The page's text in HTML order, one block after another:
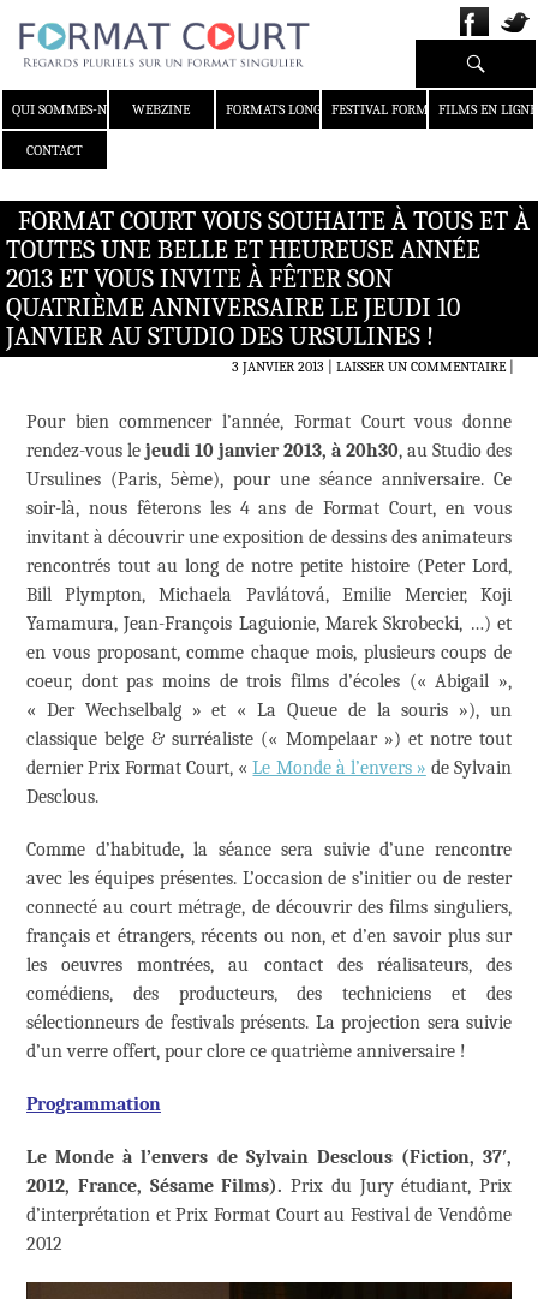
QUI SOMMES-NOUS ?WEBZINE FORMATS LONGS FESTIVAL FORMAT COURT
FILMS EN LIGNE
CONTACT
Recherche
FORMAT COURT VOUS SOUHAITE À TOUS ET À
TOUTES UNE BELLE ET HEUREUSE ANNÉE
2013 ET VOUS INVITE À FÊTER SON
QUATRIÈME ANNIVERSAIRE LE JEUDI 10
JANVIER AU STUDIO DES URSULINES !
3 JANVIER 2013 LAISSER UN COMMENTAIRE|
Pour bien commencer l’année, Format Court vous donne
rendez-vous le jeudi 10 janvier 2013, à 20h30, au Studio des
Ursulines (Paris, 5ème), pour une séance anniversaire. Ce
soir-là, nous fêterons les 4 ans de Format Court, en vous
invitant à découvrir une exposition de dessins des animateurs
rencontrés tout au long de notre petite histoire (Peter Lord,
Bill Plympton, Michaela Pavlátová, Emilie Mercier, Koji
Yamamura, Jean-François Laguionie, Marek Skrobecki, …) et
en vous proposant, comme chaque mois, plusieurs coups de
coeur, dont pas moins de trois films d’écoles (« Abigail »,
« Der Wechselbalg » et « La Queue de la souris »), un
classique belge & surréaliste (« Mompelaar ») et notre tout
dernier Prix Format Court, «Le Monde à l’envers » de Sylvain
Desclous.
Comme d’habitude, la séance sera suivie d’une rencontre
avec les équipes présentes. L’occasion de s’initier ou de rester
connecté au court métrage, de découvrir des films singuliers,
français et étrangers, récents ou non, et d’en savoir plus sur
les oeuvres montrées, au contact des réalisateurs, des
comédiens, des producteurs, des techniciens et des
sélectionneurs de festivals présents. La projection sera suivie
d’un verre offert, pour clore ce quatrième anniversaire !
Programmation
Le Monde à l’envers de Sylvain Desclous (Fiction, 37′,
2012, France, Sésame Films). Prix du Jury étudiant, Prix
d’interprétation et Prix Format Court au Festival de Vendôme
2012